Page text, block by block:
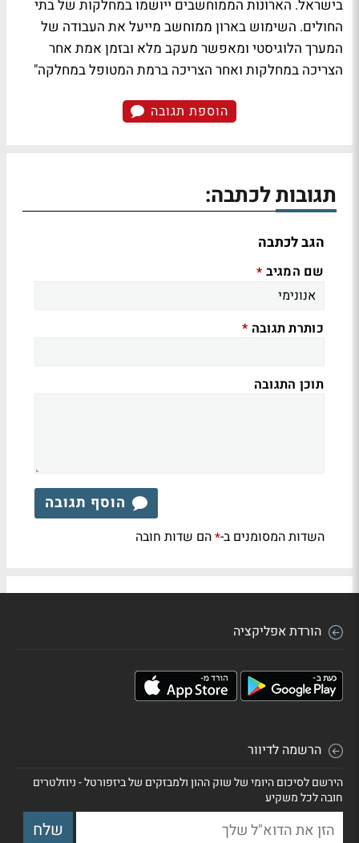
בישראל. הארונות הממוחשבים ייושמו במחלקות של בתי
החולים. השימוש בארון ממוחשב מייעל את העבודה של
המערך הלוגיסטי ומאפשר מעקב מלא ובזמן אמת אחר
הצריכה במחלקות ואחר הצריכה ברמת המטופל במחלקה"
הוספת תגובה
תגובות לכתבה:
הגב לכתבה
שם המגיב *
כותרת תגובה *
תוכן התגובה
הוסף תגובה
השדות המסומנים ב-*הם שדות חובה
הורדת אפליקציה
הרשמה לדיוור
הירשם לסיכום היומי של שוק ההון ולמבזקים של ביזפורטל - ניוזלטרים
חובה לכל משקיע